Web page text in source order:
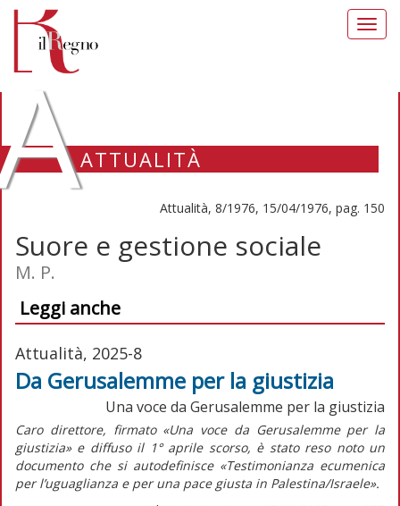
ATTUALITÀ
Attualità, 8/1976, 15/04/1976, pag. 150
Suore e gestione sociale
M. P.
Leggi anche
Attualità, 2025-8
Da Gerusalemme per la giustizia
Una voce da Gerusalemme per la giustizia
Caro direttore, firmato «Una voce da Gerusalemme per la
giustizia» e diffuso il 1° aprile scorso, è stato reso noto un
documento che si autodefinisce «Testimonianza ecumenica
per l’uguaglianza e per una pace giusta in Palestina/Israele».